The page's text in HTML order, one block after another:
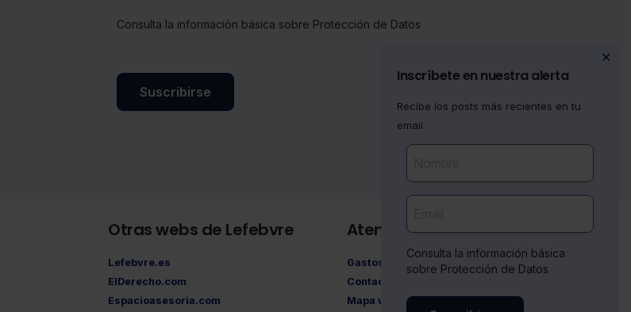
Consulta la información básica sobre Protección de Datos
Suscribirse
✕
Inscríbete en nuestra alerta
Recibe los posts más recientes en tu
email
Consulta la información básica
sobre Protección de Datos
Otras webs de Lefebvre
Lefebvre.es
ElDerecho.com
Espacioasesoria.com
Atención al cliente
Gastos de envío
Contacto
Mapa web